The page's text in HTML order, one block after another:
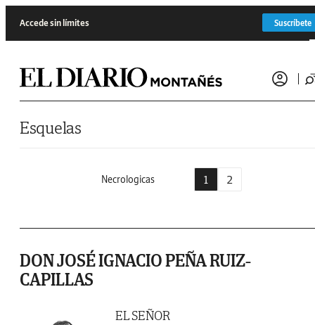
Accede sin límites Suscríbete
Esquelas
Necrologicas 1 2
DON JOSÉ IGNACIO PEÑA RUIZ-
CAPILLAS
EL SEÑOR